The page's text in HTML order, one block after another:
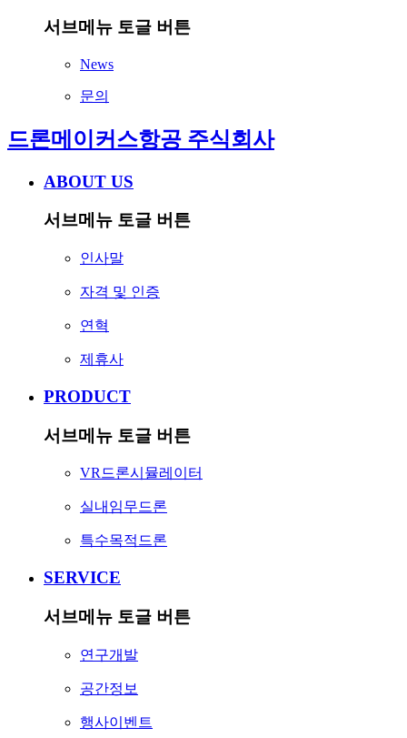
서브메뉴 토글 버튼
News
문의
드론메이커스항공 주식회사
ABOUT US
서브메뉴 토글 버튼
인사말
자격 및 인증
연혁
제휴사
PRODUCT
서브메뉴 토글 버튼
VR드론시뮬레이터
실내임무드론
특수목적드론
SERVICE
서브메뉴 토글 버튼
연구개발
공간정보
행사이벤트